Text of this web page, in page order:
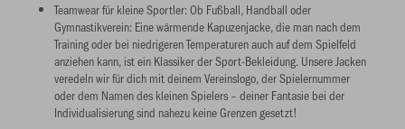
Teamwear für kleine Sportler: Ob Fußball, Handball oder
Gymnastikverein: Eine wärmende Kapuzenjacke, die man nach dem
Training oder bei niedrigeren Temperaturen auch auf dem Spielfeld
anziehen kann, ist ein Klassiker der Sport-Bekleidung. Unsere Jacken
veredeln wir für dich mit deinem Vereinslogo, der Spielernummer
oder dem Namen des kleinen Spielers – deiner Fantasie bei der
Individualisierung sind nahezu keine Grenzen gesetzt!